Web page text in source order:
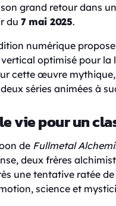
grand retour dans un
du 7 mai 2025.
numérique
optimisé pour la
cette œuvre
séries animées à
vie pour un
de Fullmetal
deux frères
une tentative ratée
science et